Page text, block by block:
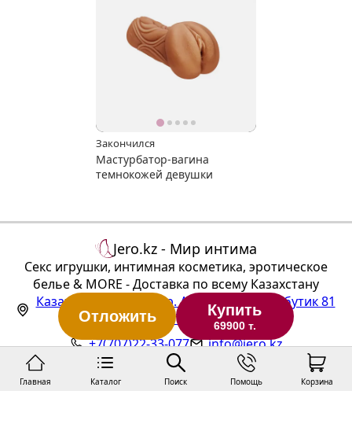
Отложить Купить
69900 т.
Закончился
Мастурбатор-вагина
темнокожей девушки
Главная Каталог Поиск Помощь Корзина
Jero.kz - Мир интима
Секс игрушки, интимная косметика, эротическое
белье & MORE - Доставка по всему Казахстану
Казахстан
пр. Абылай Хана 3А, бутик 81
(ТЦ "Алтын Тараз", 1 этаж)
+7(707)22-33-077
info@jero.kz